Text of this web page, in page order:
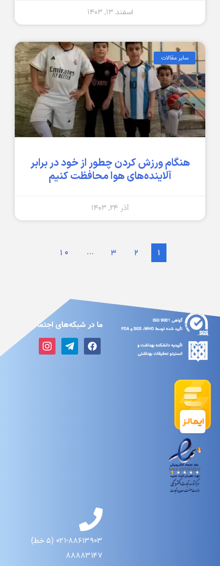
اسفند ۱۳, ۱۴۰۳
سایر مقالات
هنگام ورزش کردن چطور از خود در برابر
آلاینده‌های هوا محافظت کنیم
آذر ۲۴, ۱۴۰۳
1
2
3
…
10
ما در شبکه‌های اجتماعی
۰۲۱-۸۸۶۱۳۹۰۳ (۵ خط)
۸۸۸۸۳۱۴۷